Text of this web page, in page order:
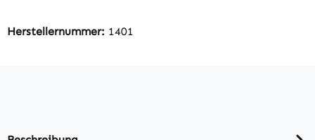
Herstellernummer: 1401